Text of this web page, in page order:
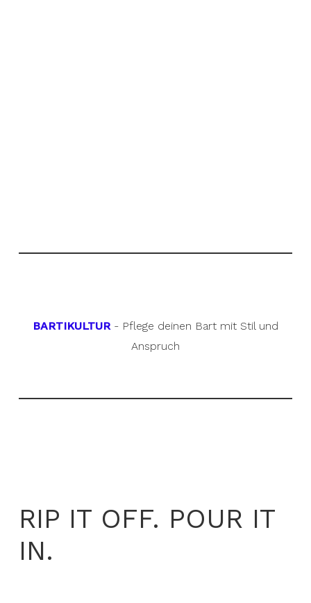
BARTIKULTUR- Pflege deinen Bart mit Stil und
Anspruch
RIP IT OFF. POUR IT
IN.